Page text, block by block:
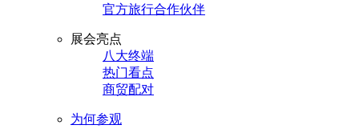
官方旅行合作伙伴
展会亮点
八大终端
热门看点
商贸配对
为何参观